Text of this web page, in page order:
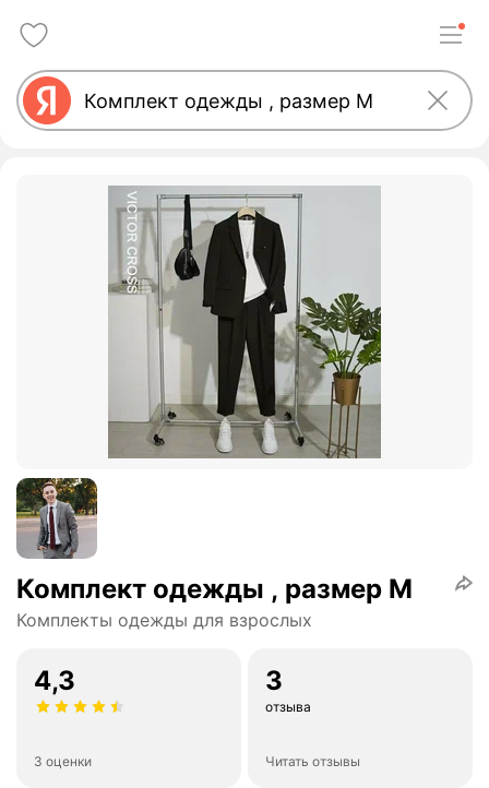
Комплект одежды , размер M
Комплекты одежды для взрослых
4,3
3 оценки
3
отзыва
Читать отзывы